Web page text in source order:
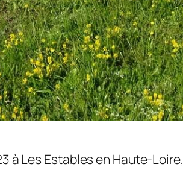
à Les Estables en Haute-Loire,